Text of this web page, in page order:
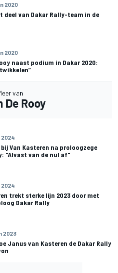
2020
deel van Dakar Rally-team in de
2020
naast podium in Dakar 2020:
van
De Rooy
2024
Van Kasteren na proloogzege
"Alvast van de nul af"
2024
trekt sterke lijn 2023 door met
Dakar Rally
2023
Janus van Kasteren de Dakar Rally